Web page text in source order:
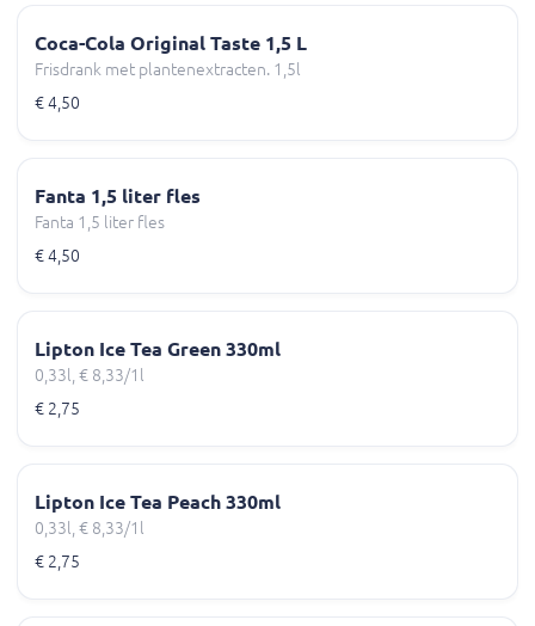
Coca-Cola Original Taste 1,5 L
Frisdrank met plantenextracten. 1,5l
€ 4,50
Fanta 1,5 liter fles
Fanta 1,5 liter fles
€ 4,50
Lipton Ice Tea Green 330ml
0,33l, € 8,33/1l
€ 2,75
Lipton Ice Tea Peach 330ml
0,33l, € 8,33/1l
€ 2,75